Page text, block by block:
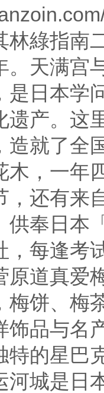
林綠指南
。天满宫
是日本学
遗产。这
造就了全
木，一年
，还有来
供奉日
，每逢考
原道真爱
梅饼、梅
饰品与名
特的星巴
河城是